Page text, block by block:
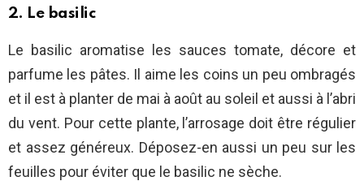
2. Le basilic
Le basilic aromatise les sauces tomate, décore et
parfume les pâtes. Il aime les coins un peu ombragés
et il est à planter de mai à août au soleil et aussi à l’abri
du vent. Pour cette plante, l’arrosage doit être régulier
et assez généreux. Déposez-en aussi un peu sur les
feuilles pour éviter que le basilic ne sèche.